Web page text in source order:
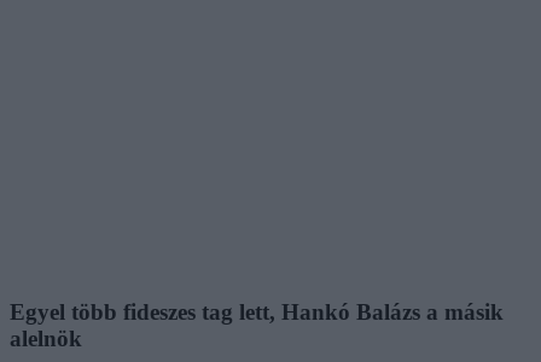
Egyel több fideszes tag lett, Hankó Balázs a másik
alelnök